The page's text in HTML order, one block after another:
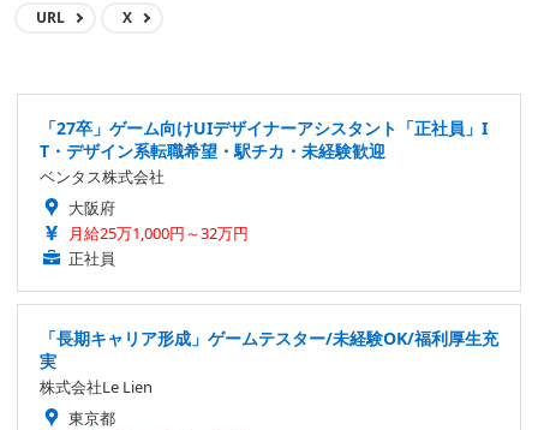
URL X
「27卒」ゲーム向けUIデザイナーアシスタント「正社員」I
T・デザイン系転職希望・駅チカ・未経験歓迎
ベンタス株式会社
大阪府
月給25万1,000円～32万円
正社員
「長期キャリア形成」ゲームテスター/未経験OK/福利厚生充
実
株式会社Le Lien
東京都